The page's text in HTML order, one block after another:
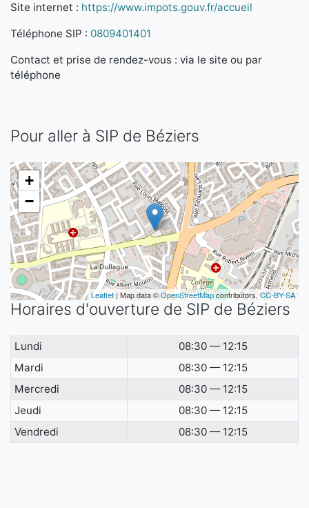
Site internet : https://www.impots.gouv.fr/accueil
Téléphone SIP : 0809401401
Contact et prise de rendez-vous : via le site ou par
téléphone
Pour aller à SIP de Béziers
+
−
Leaflet | Map data ©OpenStreetMapcontributors,CC-BY-SA
Horaires d'ouverture de SIP de Béziers
Lundi
08:30 — 12:15
Mardi
08:30 — 12:15
Mercredi
08:30 — 12:15
Jeudi
08:30 — 12:15
Vendredi
08:30 — 12:15